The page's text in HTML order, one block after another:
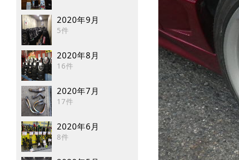
2020年9月
5件
2020年8月
16件
2020年7月
17件
2020年6月
8件